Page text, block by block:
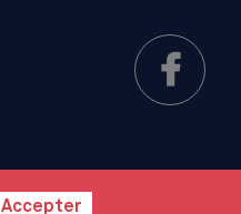
Accepter